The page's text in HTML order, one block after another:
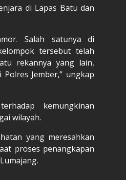
di Lapas Batu dan
Salah satunya di
tersebut telah
rekannya yang lain,
Jember,” ungkap
kemungkinan
wilayah.
yang meresahkan
proses penangkapan